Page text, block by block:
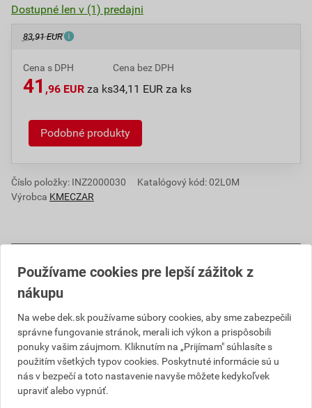
Dostupné len v (1) predajni
83,91 EUR
Cena s DPH
41 ,96 EUR za ks
Cena bez DPH
34,11 EUR za ks
Podobné produkty
Číslo položky: INZ2000030
Katalógový kód: 02L0M
Výrobca KMECZAR
Aktuálna predajná cena po zľave 50% z cenníkovej
34,11 EUR
bez DPH za ks
41,96 EUR
s DPH za ks
Najnižšia predajná cena v období 30 dní pred
poskytnutím zľavy
Používame cookies pre lepší zážitok z
nákupu
Na webe dek.sk používame súbory cookies, aby sme zabezpečili
správne fungovanie stránok, merali ich výkon a prispôsobili
ponuky vašim záujmom. Kliknutím na „Prijímam" súhlasíte s
použitím všetkých typov cookies. Poskytnuté informácie sú u
nás v bezpečí a toto nastavenie navyše môžete kedykoľvek
upraviť alebo vypnúť.